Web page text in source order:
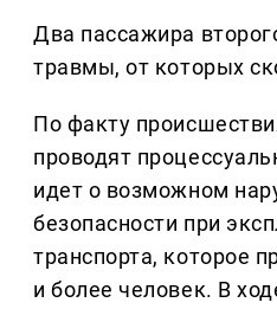
Два пассажира
травмы, от которых
По факту
проводят
идет о возможном
безопасности при
транспорта, которое
и более человек. В